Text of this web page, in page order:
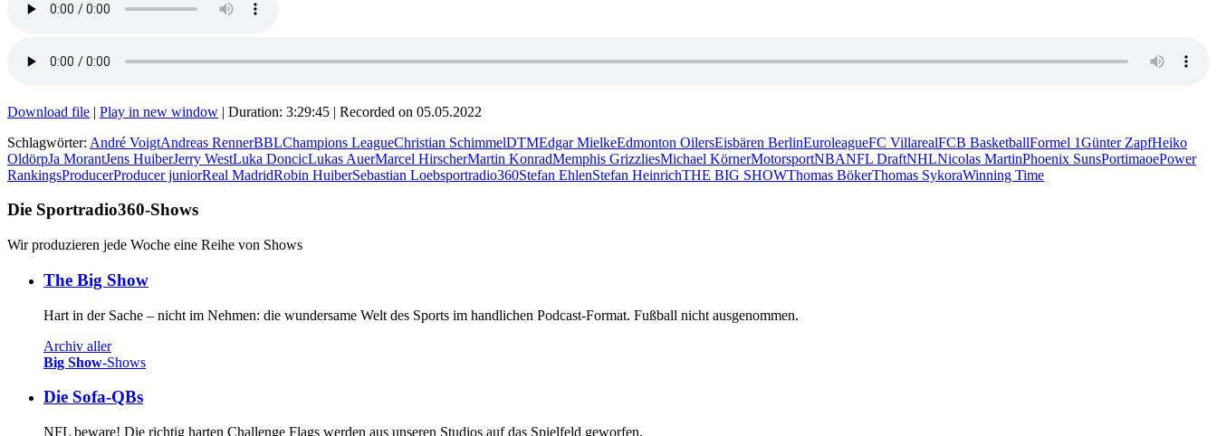
Download file | Play in new window | Duration: 3:29:45 | Recorded on 05.05.2022
Schlagwörter: André VoigtAndreas RennerBBLChampions LeagueChristian SchimmelDTMEdgar MielkeEdmonton OilersEisbären BerlinEuroleagueFC VillarealFCB BasketballFormel 1Günter ZapfHeiko
OldörpJa MorantJens HuiberJerry WestLuka DoncicLukas AuerMarcel HirscherMartin KonradMemphis GrizzliesMichael KörnerMotorsportNBANFL DraftNHLNicolas MartinPhoenix SunsPortimaoePower
RankingsProducerProducer juniorReal MadridRobin HuiberSebastian Loebsportradio360Stefan EhlenStefan HeinrichTHE BIG SHOWThomas BökerThomas SykoraWinning Time
Die Sportradio360-Shows
Wir produzieren jede Woche eine Reihe von Shows
The Big Show
Hart in der Sache – nicht im Nehmen: die wundersame Welt des Sports im handlichen Podcast-Format. Fußball nicht ausgenommen.
Archiv aller
Big Show-Shows
Die Sofa-QBs
NFL beware! Die richtig harten Challenge Flags werden aus unseren Studios auf das Spielfeld geworfen.